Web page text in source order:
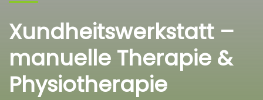
Xundheitswerkstatt –
manuelle Therapie &
Physiotherapie